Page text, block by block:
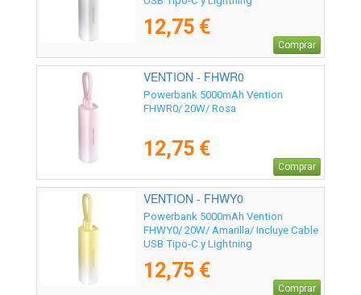
12,75 €
Comprar
VENTION - FHWR0
Powerbank 5000mAh Vention
FHWR0/ 20W/ Rosa
12,75 €
Comprar
VENTION - FHWY0
Powerbank 5000mAh Vention
FHWY0/ 20W/ Amarilla/ Incluye Cable
USB Tipo-C y Lightning
12,75 €
Comprar